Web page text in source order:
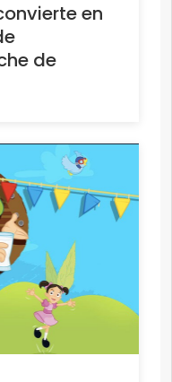
en
de